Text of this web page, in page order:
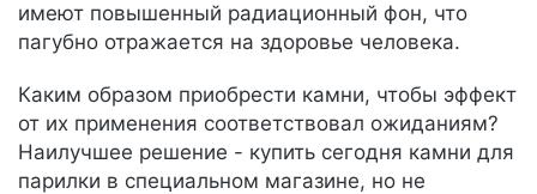
имеют повышенный радиационный фон, что
пагубно отражается на здоровье человека.
Каким образом приобрести камни, чтобы эффект
от их применения соответствовал ожиданиям?
Наилучшее решение - купить сегодня камни для
парилки в специальном магазине, но не